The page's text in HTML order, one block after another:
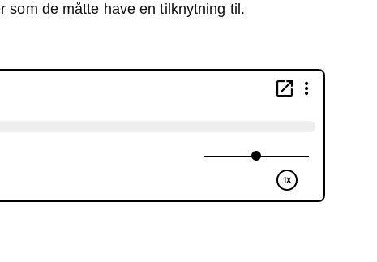
som de måtte have en tilknytning til.